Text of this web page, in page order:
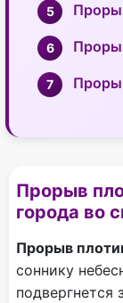
Прорыв
города во
Прорыв
соннику
подвергнется